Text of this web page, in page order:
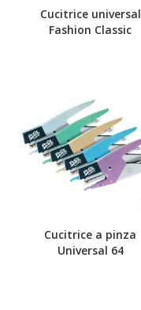
Cucitrice universal
Fashion Classic
Cucitrice a pinza
Universal 64